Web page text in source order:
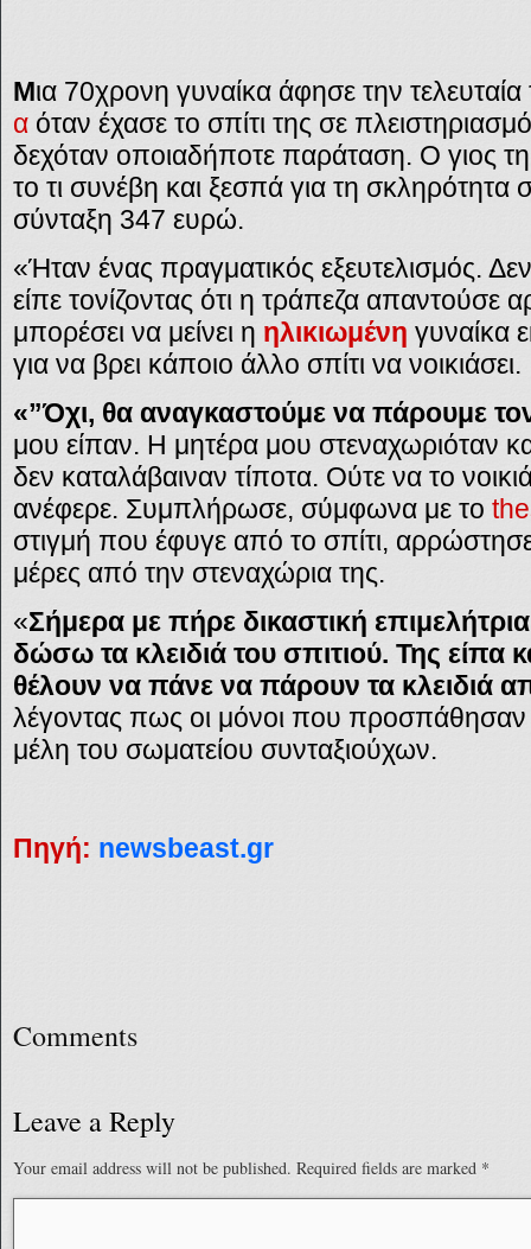
Μια 70χρονη γυναίκα άφησε την
α όταν έχασε το σπίτι της σε
δεχόταν οποιαδήποτε παράταση. Ο γιος
το τι συνέβη και ξεσπά για τη σκληρότητα
σύνταξη 347 ευρώ.
«Ήταν ένας πραγματικός εξευτελισμός.
είπε τονίζοντας ότι η τράπεζα απαντούσε
μπορέσει να μείνει η ηλικιωμένη γυναίκα
για να βρει κάποιο άλλο σπίτι να νοικιάσει.
«”Όχι, θα αναγκαστούμε να πάρουμε
μου είπαν. Η μητέρα μου στεναχωριόταν
δεν καταλάβαιναν τίποτα. Ούτε να το
ανέφερε. Συμπλήρωσε, σύμφωνα με το
στιγμή που έφυγε από το σπίτι,
μέρες από την στεναχώρια της.
«Σήμερα με πήρε δικαστική
δώσω τα κλειδιά του σπιτιού. Της είπα
θέλουν να πάνε να πάρουν τα κλειδιά
λέγοντας πως οι μόνοι που
μέλη του σωματείου συνταξιούχων.
Πηγή: newsbeast.gr
Comments
Leave a Reply
Your email address will not be published. Required fields are marked *